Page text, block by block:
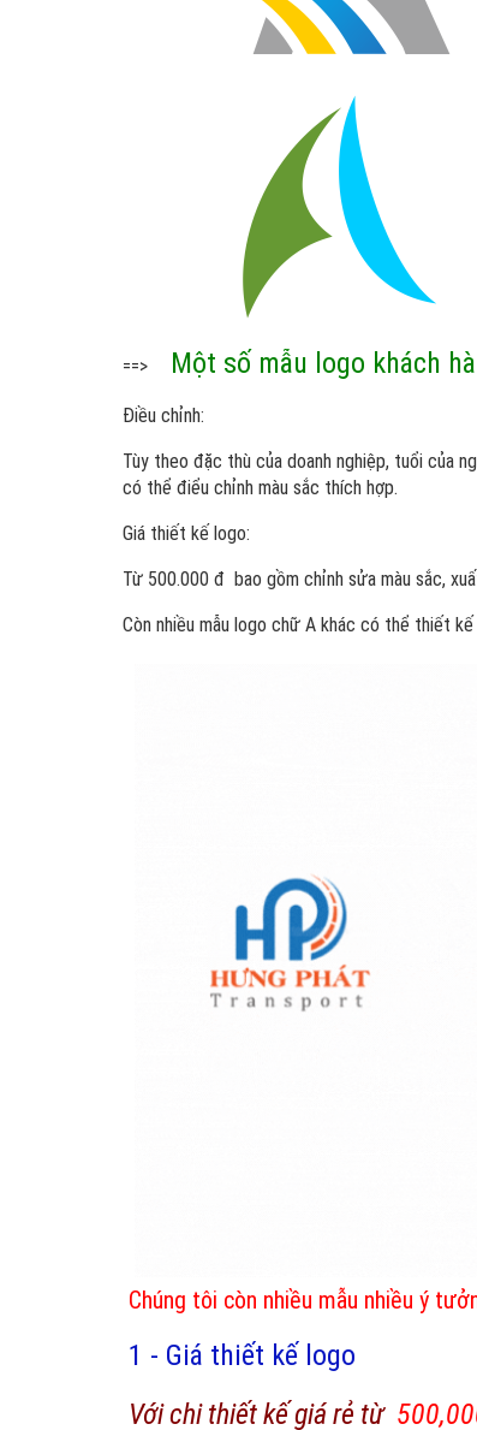
==> Một số mẫu logo khách
Điều chỉnh:
Tùy theo đặc thù của doanh nghiệp, tuổi của
có thể điểu chỉnh màu sắc thích hợp.
Giá thiết kế logo:
Từ 500.000 đ bao gồm chỉnh sửa màu sắc,
Còn nhiều mẫu logo chữ A khác có thể thiết
Chúng tôi còn nhiều mẫu nhiều ý
1 - Giá thiết kế logo
Với chi thiết kế giá rẻ từ